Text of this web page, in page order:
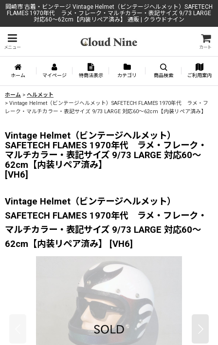
岡崎市 古着・ビンテージ Vintage Helmet（ビンテージヘルメット）SAFETECH
FLAMES 1970年代 ラメ・フレーク・マルチカラー・表記サイズ 9/73 LARGE
対応60〜62cm【内装リペア済み】 通販 | クラウドナイン
メニュー カート
ホーム マイページ 特商法表示 カテゴリ 商品検索 ご利用案内
ホーム > ヘルメット
> Vintage Helmet（ビンテージヘルメット）SAFETECH FLAMES 1970年代 ラメ・フ
レーク・マルチカラー・表記サイズ 9/73 LARGE 対応60〜62cm【内装リペア済み】
Vintage Helmet（ビンテージヘルメット）
SAFETECH FLAMES 1970年代 ラメ・フレーク・
マルチカラー・表記サイズ 9/73 LARGE 対応60〜
62cm【内装リペア済み】
[VH6]
Vintage Helmet（ビンテージヘルメット）
SAFETECH FLAMES 1970年代 ラメ・フレーク・
マルチカラー・表記サイズ 9/73 LARGE 対応60〜
62cm【内装リペア済み】
[VH6]